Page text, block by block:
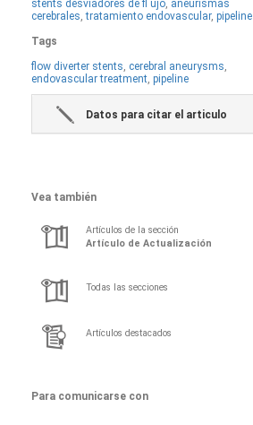
stents desviadores de fl ujo, aneurismas
cerebrales,tratamiento endovascular, pipeline
Tags
flow diverter stents, cerebral aneurysms,
endovascular treatment, pipeline
Datos para citar el articulo
Vea también
Artículos de la sección
Artículo de Actualización
Todas las secciones
Artículos destacados
Para comunicarse con